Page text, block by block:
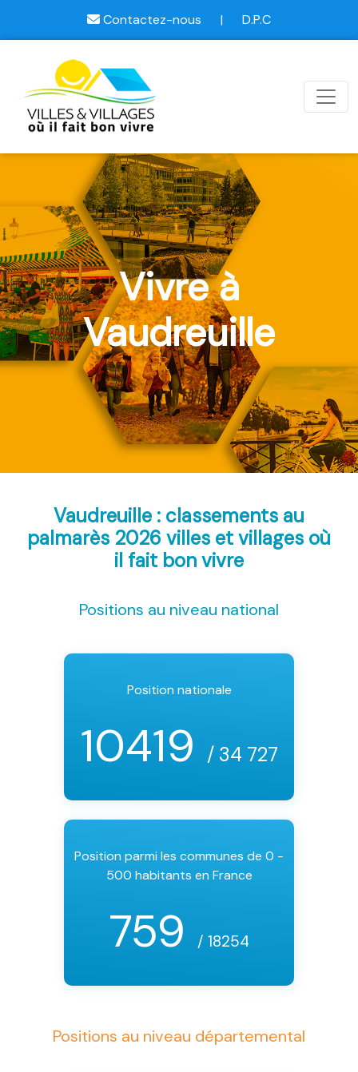
Contactez-nous | D.P.C
Vivre à
Vaudreuille
Vaudreuille : classements au
palmarès 2026 villes et villages où
il fait bon vivre
Positions au niveau national
Position nationale
10419 / 34 727
Position parmi les communes de 0 -
500 habitants en France
759 / 18254
Positions au niveau départemental